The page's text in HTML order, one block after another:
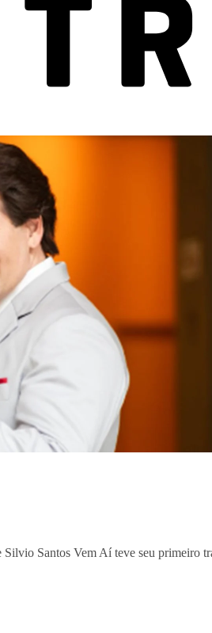
Santos Vem Aí teve seu primeiro